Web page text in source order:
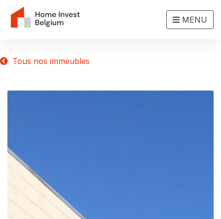
MENU
Tous nos immeubles